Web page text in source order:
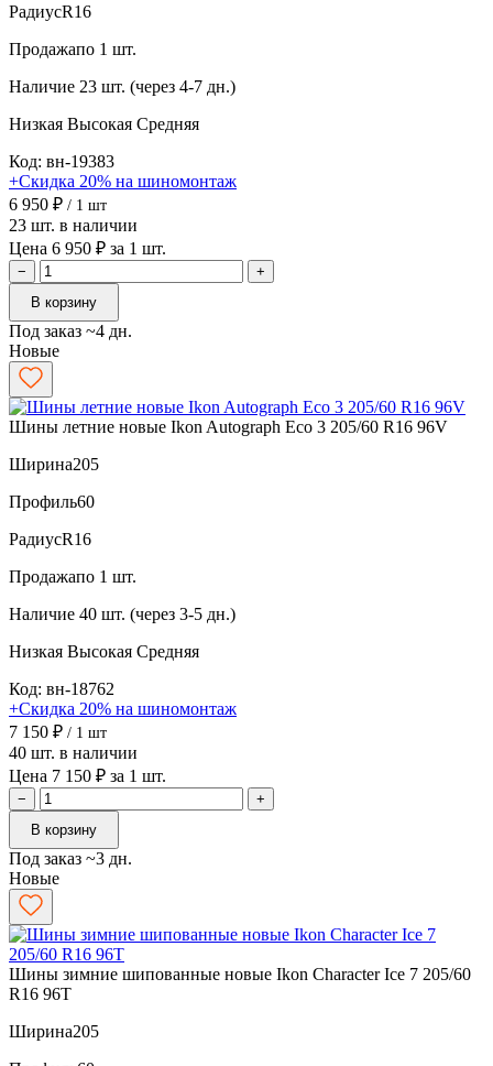
РадиусR16
Продажапо 1 шт.
Наличие 23 шт. (через 4-7 дн.)
Низкая Высокая Средняя
Код: вн-19383
+Скидка 20% на шиномонтаж
6 950 ₽ / 1 шт
23 шт. в наличии
Цена 6 950 ₽ за 1 шт.
−
+
В корзину
Под заказ ~4 дн.
Новые
Шины летние новые Ikon Autograph Eco 3 205/60 R16 96V
Ширина205
Профиль60
РадиусR16
Продажапо 1 шт.
Наличие 40 шт. (через 3-5 дн.)
Низкая Высокая Средняя
Код: вн-18762
+Скидка 20% на шиномонтаж
7 150 ₽ / 1 шт
40 шт. в наличии
Цена 7 150 ₽ за 1 шт.
−
+
В корзину
Под заказ ~3 дн.
Новые
Шины зимние шипованные новые Ikon Character Ice 7 205/60
R16 96T
Ширина205